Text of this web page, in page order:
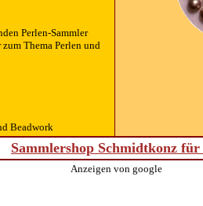
Perlen-Sammler
Thema Perlen und
Beadwork
Sammlershop Schmidtkonz
Anzeigen von google